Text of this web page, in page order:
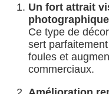
Un fort attrait
photographique
Ce type de
sert
foules et
commerciaux.